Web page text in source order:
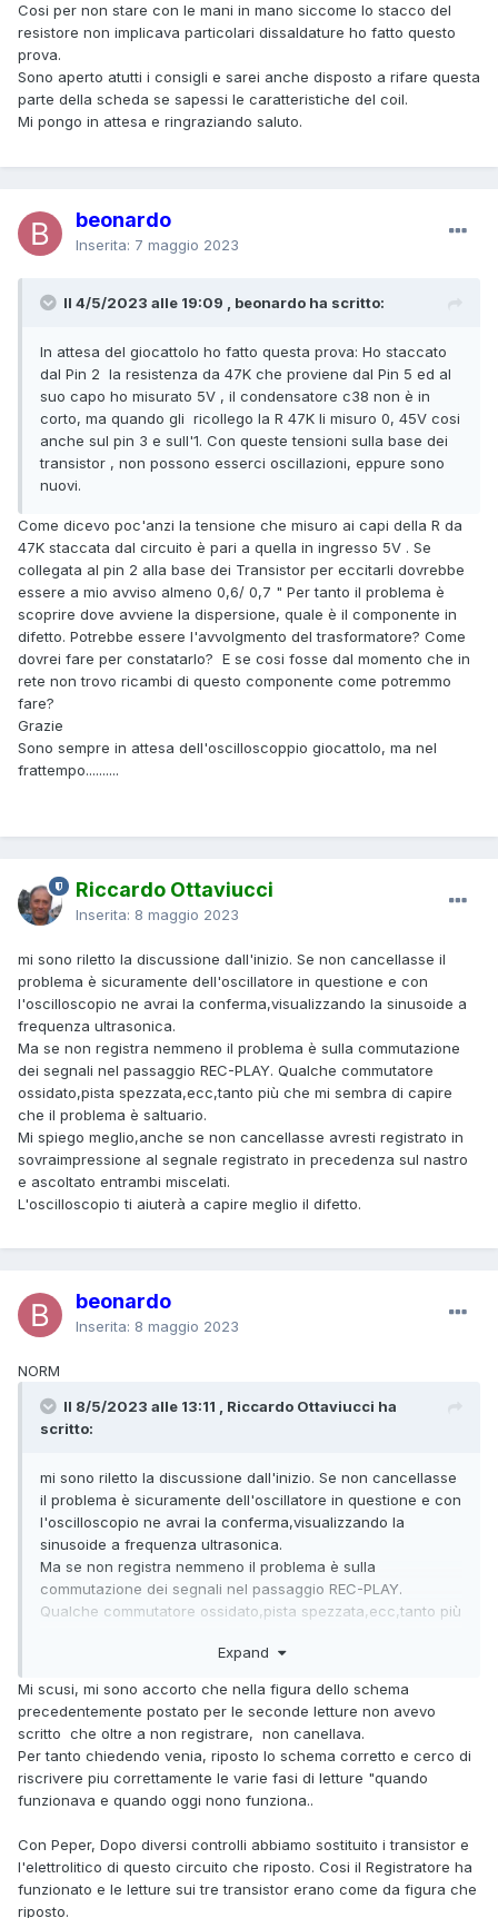
Cosi per non stare con le mani in mano siccome lo stacco del
resistore non implicava particolari dissaldature ho fatto questo
prova.
Sono aperto atutti i consigli e sarei anche disposto a rifare questa
parte della scheda se sapessi le caratteristiche del coil.
Mi pongo in attesa e ringraziando saluto.
beonardo
Inserita: 7 maggio 2023
Il 4/5/2023 alle 19:09 , beonardo ha scritto:
In attesa del giocattolo ho fatto questa prova: Ho staccato
dal Pin 2 la resistenza da 47K che proviene dal Pin 5 ed al
suo capo ho misurato 5V , il condensatore c38 non è in
corto, ma quando gli ricollego la R 47K li misuro 0, 45V cosi
anche sul pin 3 e sull'1. Con queste tensioni sulla base dei
transistor , non possono esserci oscillazioni, eppure sono
nuovi.
Come dicevo poc'anzi la tensione che misuro ai capi della R da
47K staccata dal circuito è pari a quella in ingresso 5V . Se
collegata al pin 2 alla base dei Transistor per eccitarli dovrebbe
essere a mio avviso almeno 0,6/ 0,7 " Per tanto il problema è
scoprire dove avviene la dispersione, quale è il componente in
difetto. Potrebbe essere l'avvolgmento del trasformatore? Come
dovrei fare per constatarlo? E se cosi fosse dal momento che in
rete non trovo ricambi di questo componente come potremmo
fare?
Grazie
Sono sempre in attesa dell'oscilloscoppio giocattolo, ma nel
frattempo..........
Riccardo Ottaviucci
Inserita: 8 maggio 2023
mi sono riletto la discussione dall'inizio. Se non cancellasse il
problema è sicuramente dell'oscillatore in questione e con
l'oscilloscopio ne avrai la conferma,visualizzando la sinusoide a
frequenza ultrasonica.
Ma se non registra nemmeno il problema è sulla commutazione
dei segnali nel passaggio REC-PLAY. Qualche commutatore
ossidato,pista spezzata,ecc,tanto più che mi sembra di capire
che il problema è saltuario.
Mi spiego meglio,anche se non cancellasse avresti registrato in
sovraimpressione al segnale registrato in precedenza sul nastro
e ascoltato entrambi miscelati.
L'oscilloscopio ti aiuterà a capire meglio il difetto.
beonardo
Inserita: 8 maggio 2023
NORM
Il 8/5/2023 alle 13:11 , Riccardo Ottaviucci ha
scritto:
mi sono riletto la discussione dall'inizio. Se non cancellasse
il problema è sicuramente dell'oscillatore in questione e con
l'oscilloscopio ne avrai la conferma,visualizzando la
sinusoide a frequenza ultrasonica.
Ma se non registra nemmeno il problema è sulla
commutazione dei segnali nel passaggio REC-PLAY.
Qualche commutatore ossidato,pista spezzata,ecc,tanto più
Expand
Mi scusi, mi sono accorto che nella figura dello schema
precedentemente postato per le seconde letture non avevo
scritto che oltre a non registrare, non canellava.
Per tanto chiedendo venia, riposto lo schema corretto e cerco di
riscrivere piu correttamente le varie fasi di letture "quando
funzionava e quando oggi nono funziona..
Con Peper, Dopo diversi controlli abbiamo sostituito i transistor e
l'elettrolitico di questo circuito che riposto. Cosi il Registratore ha
funzionato e le letture sui tre transistor erano come da figura che
riposto.